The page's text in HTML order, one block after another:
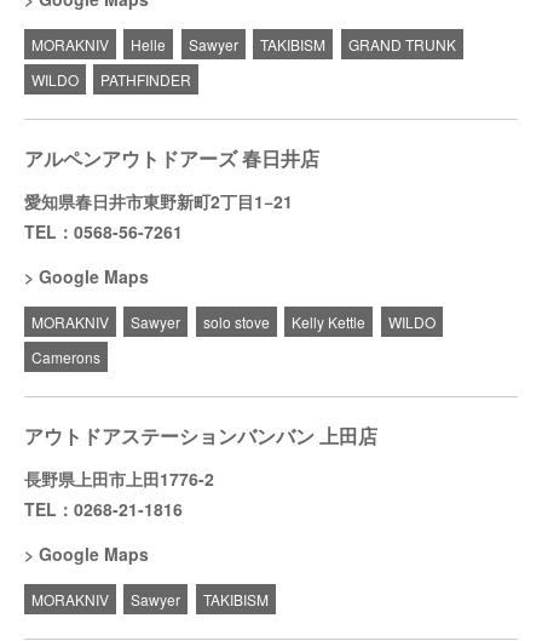
MORAKNIV Helle Sawyer TAKIBISM
GRAND TRUNK
WILDO
PATHFINDER
アルペンアウトドアーズ 春日井店
愛知県春日井市東野新町2丁目1−21
TEL：0568-56-7261
Google Maps
MORAKNIV Sawyer solo stove Kelly Kettle
WILDO
Camerons
アウトドアステーションバンバン 上田店
長野県上田市上田1776-2
TEL：0268-21-1816
Google Maps
MORAKNIV Sawyer TAKIBISM